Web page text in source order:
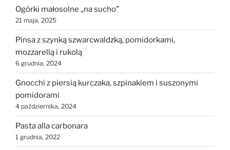
Ogórki małosolne „na sucho”
21 maja, 2025
Pinsa z szynką szwarcwaldzką, pomidorkami,
mozzarellą i rukolą
6 grudnia, 2024
Gnocchi z piersią kurczaka, szpinakiem i suszonymi
pomidorami
4 października, 2024
Pasta alla carbonara
1 grudnia, 2022